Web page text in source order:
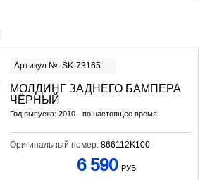
Артикул №: SK-73165
МОЛДИНГ ЗАДНЕГО БАМПЕРА
ЧЁРНЫЙ
Год выпуска: 2010 - по настоящее время
Оригинальный номер: 866112K100
6 590 РУБ.